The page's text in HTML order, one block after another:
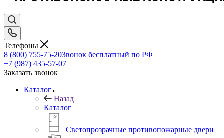
Телефоны
8 (800) 755-75-20Звонок бесплатный по РФ
+7 (987) 435-57-07
Заказать звонок
Каталог
Назад
Каталог
Светопрозрачные противопожарные двери